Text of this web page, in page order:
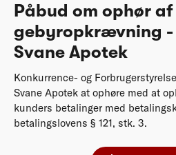
Påbud om ophør af
gebyropkrævning -
Svane Apotek
Konkurrence- og
Svane Apotek at ophøre med at
kunders betalinger med
betalingslovens § 121, stk. 3.